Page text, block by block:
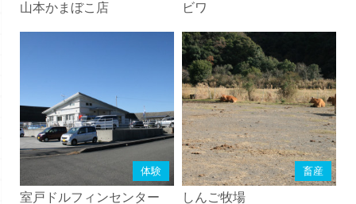
山本かまぼこ店 ビワ
体験
室戸ドルフィンセンター
畜産
しんご牧場